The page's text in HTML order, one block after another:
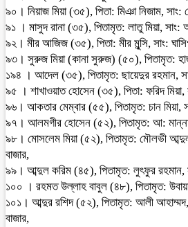
৯০। নিয়াজ মিয়া (৩৫), পিতা: মিঞা নিজাম, সাং:
৯১ । মাসুদ রানা (৩৫), পিতামৃত: লাতু মিয়া,
৯২। মীর আজিজ (৩৫), পিতা: মীর মুন্সি, সাং:
৯৩। সুরুজ মিয়া (কানা সুরুজ) (৫০), পিতামৃত:
১৯৪ । আদেল (৩৫), পিতামৃত: ছায়েদুর রহমান,
৯৫ । শাখাওয়াত হোসেন (৩৫), পিতা: ফরিদ
৯৬। আকতার মেম্বার (৫৫), পিতামৃত: চান মিয়া,
৯৭। আলমগীর হোসেন (৫২), পিতামৃত: আ: মান্নান
৯৮। মোসলেম মিয়া (৫২), পিতামৃত: মৌলভী
বাজার,
৯৯। আব্দুল করিম (৪৫), পিতামৃত: লুৎফুর রহমান,
১০০ । রহমত উল্লাহ বাবুল (৪৮), পিতামৃত:
১০১। আব্দুর রশিদ (৫২), পিতামৃত: আলী আহাম্মদ,
বাজার,